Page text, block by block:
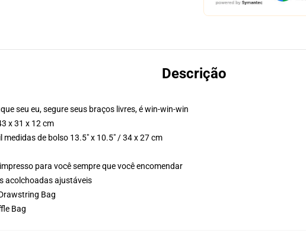
Descrição
seu eu, segure seus braços livres, é win-win-win
x 31 x 12 cm
de bolso 13.5" x 10.5" / 34 x 27 cm
para você sempre que você encomendar
acolchoadas ajustáveis
Bag
Bag